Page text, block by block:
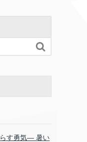

す勇気― 暑い